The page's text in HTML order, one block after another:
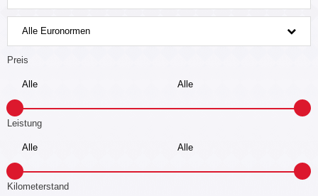
Alle Euronormen
Preis
Leistung
Kilometerstand